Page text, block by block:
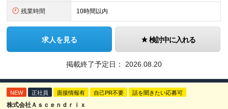
残業時間 10時間以内
求人を見る 検討中に入れる
掲載終了予定日： 2026.08.20
NEW 正社員 面接情報有 自己PR不要 話を聞きたい応募可
株式会社Ａｓｃｅｎｄｒｉｘ